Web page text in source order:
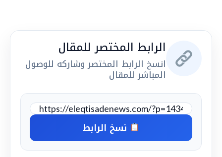
الرابط المختصر للمقال
انسخ الرابط المختصر وشاركه للوصول
المباشر للمقال
نسخ الرابط